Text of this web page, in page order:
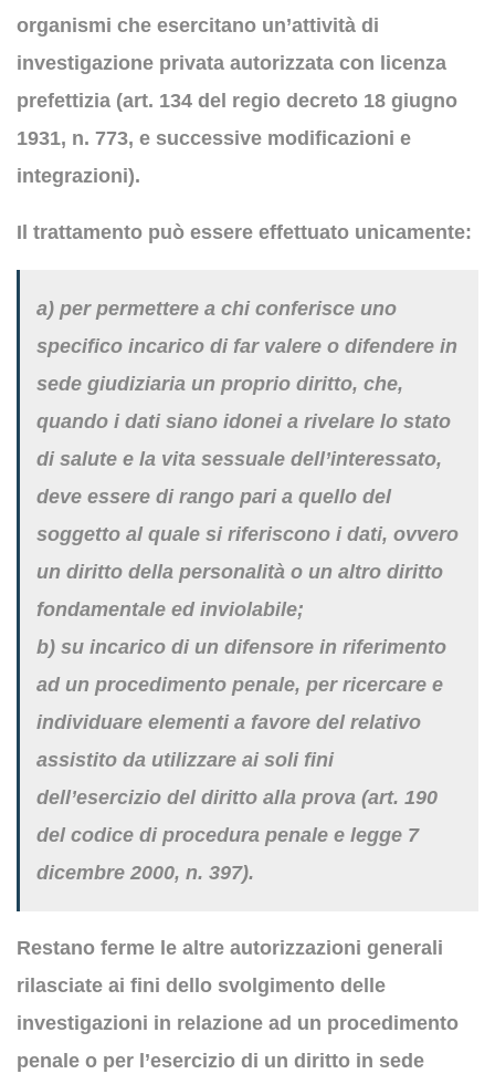
organismi che esercitano un’attività di
investigazione privata autorizzata con licenza
prefettizia (art. 134 del regio decreto 18 giugno
1931, n. 773, e successive modificazioni e
integrazioni).
Il trattamento può essere effettuato unicamente:
a) per permettere a chi conferisce uno
specifico incarico di far valere o difendere in
sede giudiziaria un proprio diritto, che,
quando i dati siano idonei a rivelare lo stato
di salute e la vita sessuale dell’interessato,
deve essere di rango pari a quello del
soggetto al quale si riferiscono i dati, ovvero
un diritto della personalità o un altro diritto
fondamentale ed inviolabile;
b) su incarico di un difensore in riferimento
ad un procedimento penale, per ricercare e
individuare elementi a favore del relativo
assistito da utilizzare ai soli fini
dell’esercizio del diritto alla prova (art. 190
del codice di procedura penale e legge 7
dicembre 2000, n. 397).
Restano ferme le altre autorizzazioni generali
rilasciate ai fini dello svolgimento delle
investigazioni in relazione ad un procedimento
penale o per l’esercizio di un diritto in sede